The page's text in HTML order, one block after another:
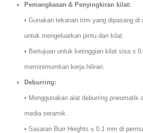
Pemangkasan & Penyingkiran kilat:
• Gunakan tekanan trim yang dipasang di
untuk mengeluarkan pintu dan kilat.
• Bertujuan untuk ketinggian kilat sisa ≤
meminimumkan kerja hiliran.
Deburring:
• Menggunakan alat deburring pneumatik
media seramik.
• Sasaran Burr Heights ≤ 0.1 mm di